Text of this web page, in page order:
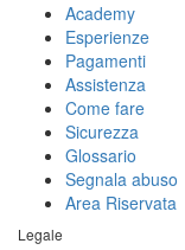
Academy
Esperienze
Pagamenti
Assistenza
Come fare
Sicurezza
Glossario
Segnala abuso
Area Riservata
Legale